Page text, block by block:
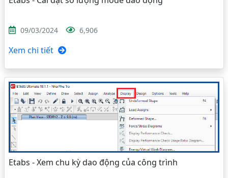
09/03/2024 6,906
Xem chi tiết
Etabs - Xem chu kỳ dao động của công trình